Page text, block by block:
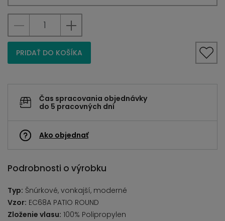
PRIDAŤ DO KOŠÍKA
Čas spracovania objednávky
do 5 pracovných dní
Ako objednať
Podrobnosti o výrobku
Typ: Šnúrkové, vonkajší, moderné
Vzor: EC68A PATIO ROUND
Zloženie vlasu: 100% Polipropylen